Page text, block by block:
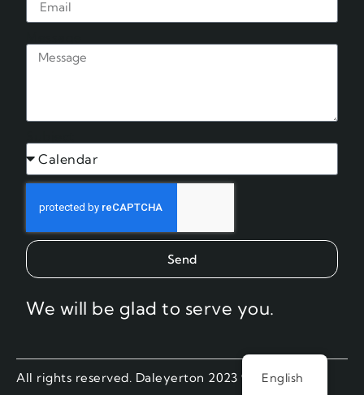
Send
We will be glad to serve you.
All rights reserved. Daleyerton 2023 ®. English